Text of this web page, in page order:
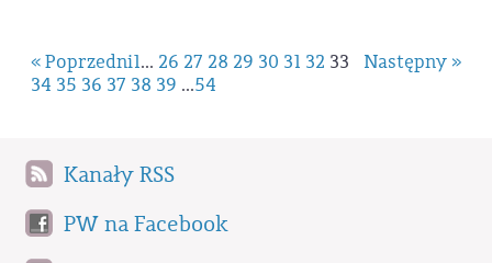
« Poprzedni Następny »
1... 26 27 28 29 30 31 32 33
34 35 36 37 38 39 ...54
Kanały RSS
PW na Facebook